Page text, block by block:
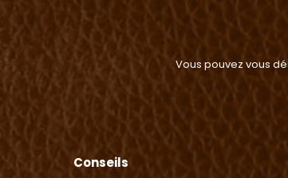
Vous pouvez vous
Conseils